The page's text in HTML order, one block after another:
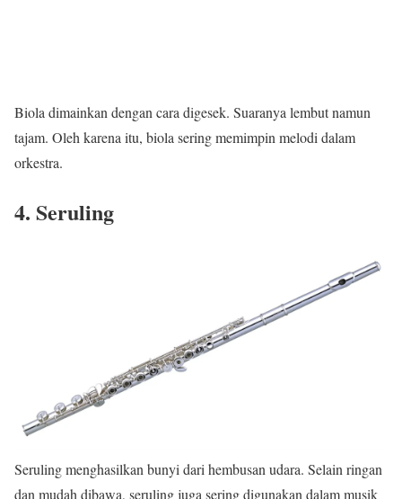
Biola dimainkan dengan cara digesek. Suaranya lembut namun
tajam. Oleh karena itu, biola sering memimpin melodi dalam
orkestra.
4. Seruling
Serulingmenghasilkan bunyi dari hembusan udara. Selain ringan
dan mudah dibawa, seruling juga sering digunakan dalam musik